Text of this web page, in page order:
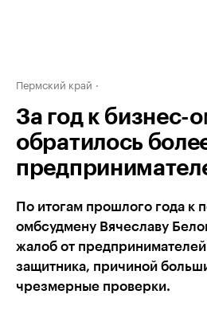
Пермский край
За год к бизнес-
обратилось
По итогам прошлого года к
омбсудмену Вячеславу
жалоб от
защитника, причиной
чрезмерные проверки.